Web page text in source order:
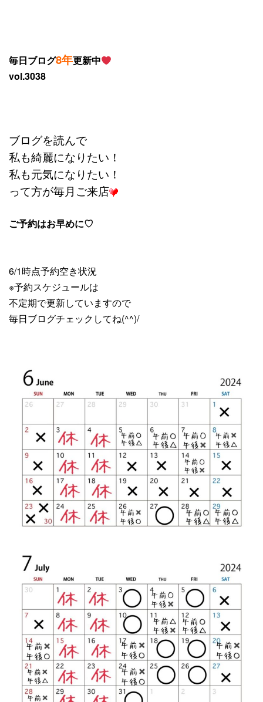
毎日ブログ8年更新中
vol.3038
ブログを読んで
私も綺麗になりたい！
私も元気になりたい！
って方が毎月ご来店
ご予約はお早めに♡
6/1時点予約空き状況
※予約スケジュールは
不定期で更新していますので
毎日ブログチェックしてね(^^)/